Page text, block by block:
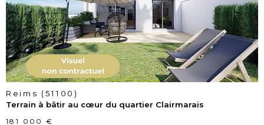
bien
Reims (51100)
Terrain à bâtir au cœur du quartier Clairmarais
181 000 €